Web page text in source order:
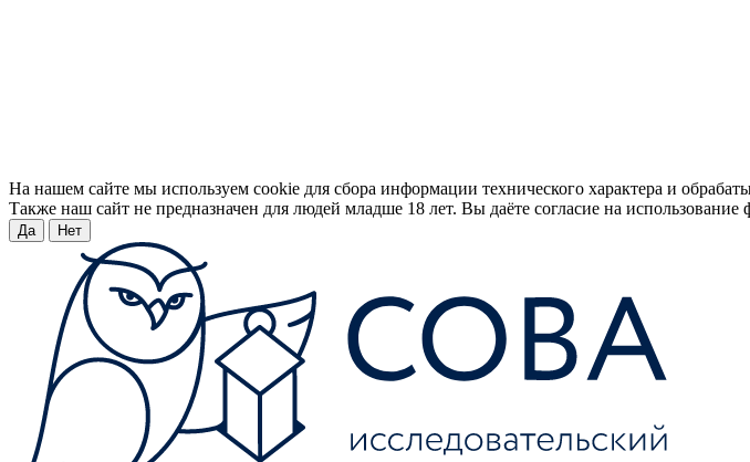
На нашем сайте мы используем cookie для сбора информации технического характера и
Также наш сайт не предназначен для людей младше 18 лет. Вы даёте согласие на
Да Нет